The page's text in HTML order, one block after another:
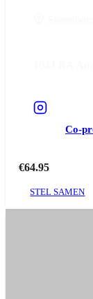
Co-
€64.95
STEL SAMEN